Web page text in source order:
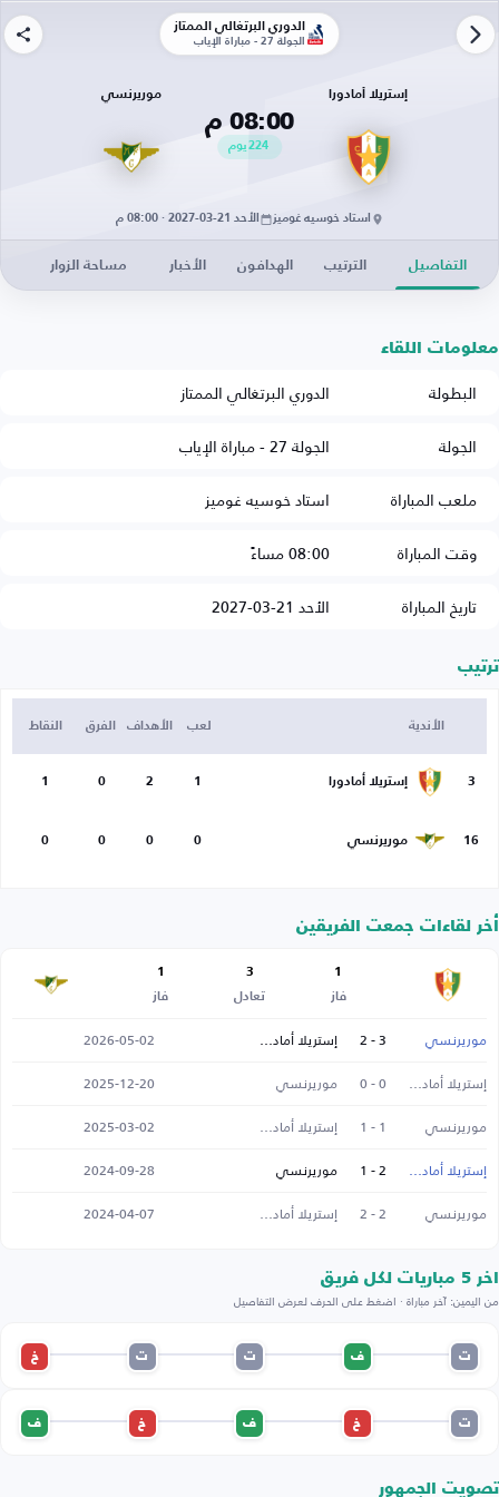
الدوري البرتغالي الممتاز
الجولة 27 - مباراة الإياب
إستريلا أمادورا
08:00 م
224يوم
موريرنسي
استاد خوسيه غوميز الأحد 21-03-2027 · 08:00 م
التفاصيل الترتيب الهدافون الأخبار مساحة الزوار
معلومات اللقاء
البطولة
الدوري البرتغالي الممتاز
الجولة
الجولة 27 - مباراة الإياب
ملعب المباراة
استاد خوسيه غوميز
وقت المباراة
08:00 مساءً
تاريخ المباراة
الأحد 21-03-2027
ترتيب
الأندية لعب الأهداف الفرق النقاط
3 إستريلا أمادورا 1
2
0
1
16 موريرنسي 0
0
0
0
أخر لقاءات جمعت الفريقين
1
فاز
3
تعادل
1
فاز
موريرنسي 3 - 2 إستريلا أمادورا
2026-05-02
إستريلا أمادورا
0 - 0 موريرنسي
2025-12-20
موريرنسي
1 - 1 إستريلا أمادورا
2025-03-02
إستريلا أمادورا
2 - 1 موريرنسي
2024-09-28
موريرنسي
2 - 2 إستريلا أمادورا 2024-04-07
اخر 5 مباريات لكل فريق
من اليمين: آخر مباراة · اضغط على الحرف لعرض التفاصيل
ت ف ت ت خ
ت خ ف خ ف
تصويت الجمهور